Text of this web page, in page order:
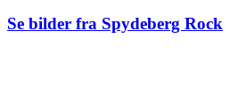
Se bilder fra Spydeberg Rock